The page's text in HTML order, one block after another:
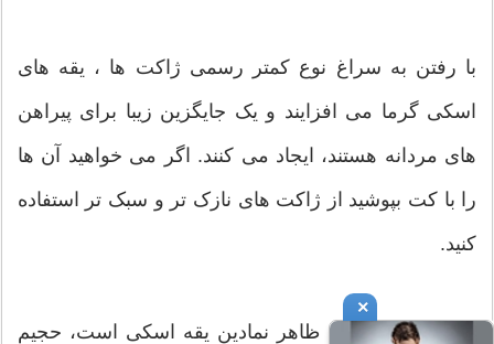
با رفتن به سراغ نوع کمتر رسمی ژاکت ها ، یقه های
اسکی گرما می افزایند و یک جایگزین زیبا برای پیراهن
های مردانه هستند، ایجاد می کنند. اگر می خواهید آن ها
را با کت بپوشید از ژاکت های نازک تر و سبک تر استفاده
کنید.
دو برابر شدن، که ظاهر نمادین یقه اسکی است، حجیم
×